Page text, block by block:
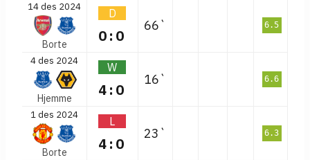
14 des 2024
Borte
D
0:0
66` 6.5
4 des 2024
Hjemme
W
4:0
16` 6.6
1 des 2024
Borte
L
4:0
23` 6.3